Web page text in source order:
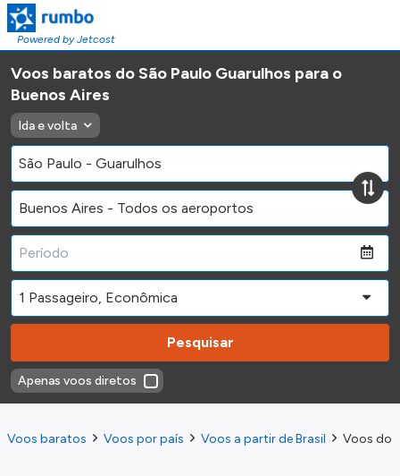
Powered by Jetcost
Voos baratos do São Paulo Guarulhos para o
Buenos Aires
Ida e volta
Pesquisar
Apenas voos diretos
Voos baratos Voos por país Voos a partir de Brasil Voos do